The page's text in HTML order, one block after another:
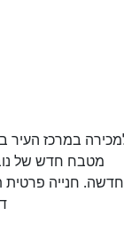
מטבח חדש של
חדשה. חנייה פרטית